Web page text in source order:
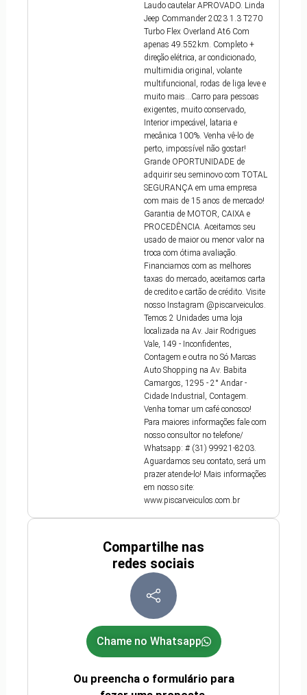
Laudo cautelar APROVADO. Linda
Jeep Commander 2023 1.3 T270
Turbo Flex Overland At6 Com
apenas 49.552km. Completo +
direção elétrica, ar condicionado,
multimidia original, volante
multifuncional, rodas de liga leve e
muito mais...Carro para pessoas
exigentes, muito conservado,
Interior impecável, lataria e
mecânica 100%. Venha vê-lo de
perto, impossível não gostar!
Grande OPORTUNIDADE de
adquirir seu seminovo com TOTAL
SEGURANÇA em uma empresa
com mais de 15 anos de mercado!
Garantia de MOTOR, CAIXA e
PROCEDÊNCIA. Aceitamos seu
usado de maior ou menor valor na
troca com ótima avaliação.
Financiamos com as melhores
taxas do mercado, aceitamos carta
de credito e cartão de crédito. Visite
nosso Instagram @piscarveiculos.
Temos 2 Unidades uma loja
localizada na Av. Jair Rodrigues
Vale, 149 - Inconfidentes,
Contagem e outra no Só Marcas
Auto Shopping na Av. Babita
Camargos, 1295 - 2° Andar -
Cidade Industrial, Contagem.
Venha tomar um café conosco!
Para maiores informações fale com
nosso consultor no telefone/
Whatsapp: # (31) 99921-8203.
Aguardamos seu contato, será um
prazer atende-lo! Mais informações
em nosso site:
www.piscarveiculos.com.br
Compartilhe nas
redes sociais
Chame no Whatsapp
Ou preencha o formulário para